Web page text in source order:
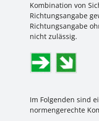
Kombination von
Richtungsangabe
Richtungsangabe
nicht zulässig.
Im Folgenden sind
normengerechte